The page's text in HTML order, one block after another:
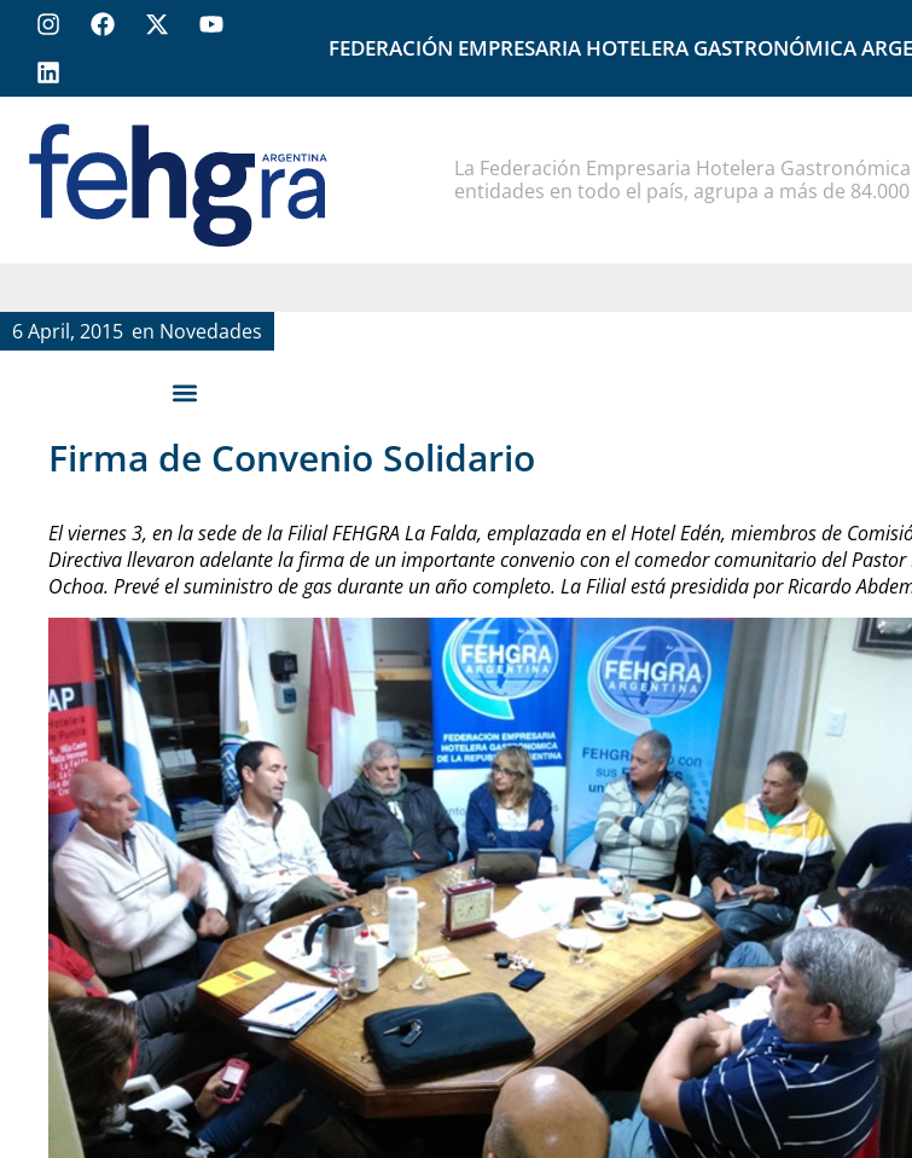
FEDERACIÓN EMPRESARIA HOTELERA GASTRONÓMICA
La Federación Empresaria Hotelera
entidades en todo el país, agrupa a más de
6 April, 2015 en Novedades
Firma de Convenio Solidario
El viernes 3, en la sede de la Filial FEHGRA La Falda, emplazada en el Hotel Edén, miembros de
Directiva llevaron adelante la firma de un importante convenio con el comedor comunitario del Pastor
Ochoa. Prevé el suministro de gas durante un año completo. La Filial está presidida por Ricardo